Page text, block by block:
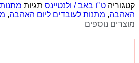
קטגוריה ט"ו באב / ולנטיינס תגיות
האהבה, מתנות לעובדים ליום האהבה,
מוצרים נוספים